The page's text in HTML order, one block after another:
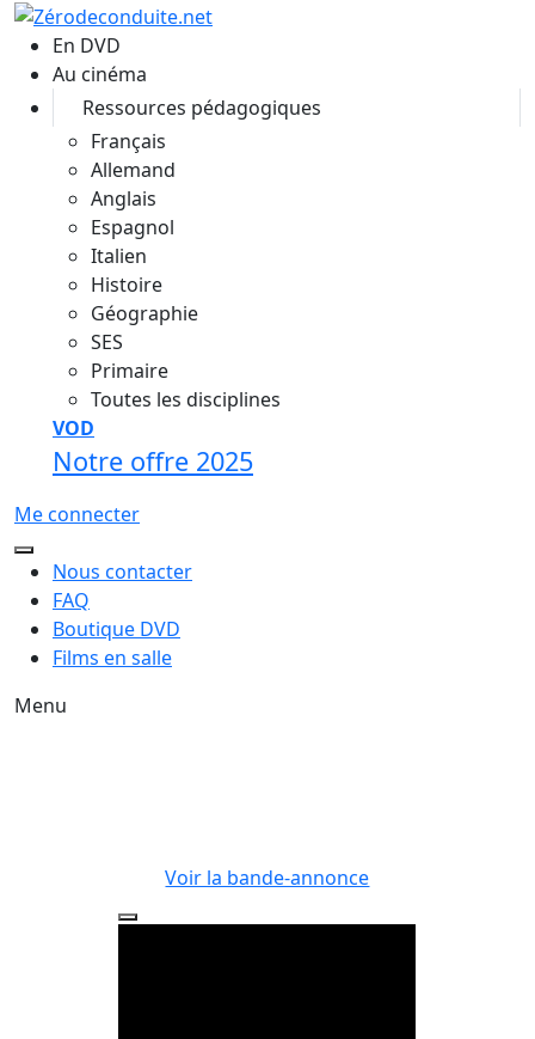
Aller au contenu principal
En DVD
Au cinéma
Ressources pédagogiques
Français
Allemand
Anglais
Espagnol
Italien
Histoire
Géographie
SES
Primaire
Toutes les disciplines
VOD
Notre offre 2025
Me connecter
Nous contacter
FAQ
Boutique DVD
Films en salle
Menu
Voir la bande-annonce